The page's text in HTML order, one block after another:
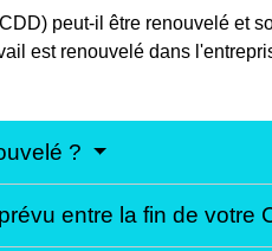
peut-il être renouvelé et
est renouvelé dans
?
entre la fin de votre